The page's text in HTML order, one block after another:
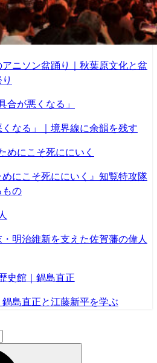
ニソン盆踊り｜秋葉原文化と盆
なる」｜境界線に余韻を残す
にこそ死ににいく』知覧特攻隊
もの
明治維新を支えた佐賀藩の偉人
島直正と江藤新平を学ぶ